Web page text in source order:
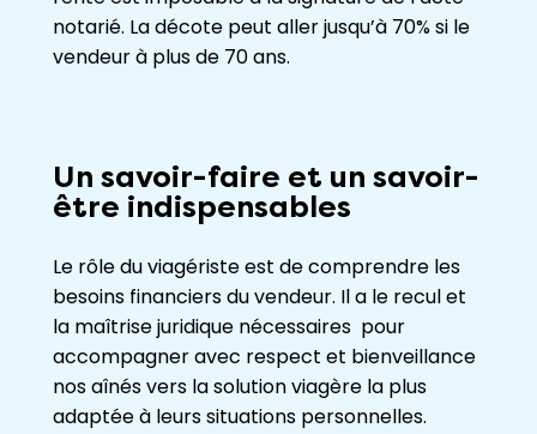
notarié. La décote peut aller jusqu’à 70% si le
vendeur à plus de 70 ans.
Un savoir-faire et un savoir-
être indispensables
Le rôle du viagériste est de comprendre les
besoins financiers du vendeur. Il a le recul et
la maîtrise juridique nécessaires pour
accompagner avec respect et bienveillance
nos aînés vers la solution viagère la plus
adaptée à leurs situations personnelles.